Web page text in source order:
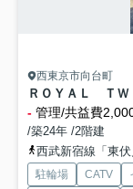
西東京市向台町
ＲＯＹＡＬ Ｔ
- 管理/共益費
/築24年 /2階建
西武新宿線「東
駐輪場 CATV